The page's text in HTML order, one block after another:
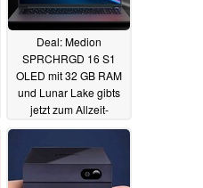
Deal: Medion
SPRCHRGD 16 S1
OLED mit 32 GB RAM
und Lunar Lake gibts
jetzt zum Allzeit-
Bestpreis22.06.2026